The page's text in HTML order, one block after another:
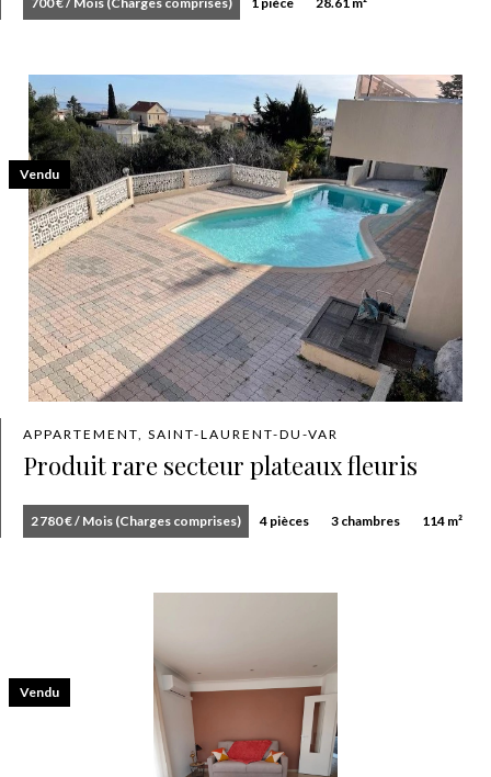
APPARTEMENT, SAINT-LAURENT-DU-VAR
Produit rare secteur plateaux fleuris
2 780 € / Mois (Charges comprises) 4 pièces 3 chambres 114 m²
Vendu
Vendu